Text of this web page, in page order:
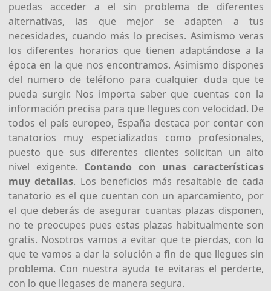
puedas acceder a el sin problema de diferentes
alternativas, las que mejor se adapten a tus
necesidades, cuando más lo precises. Asimismo veras
los diferentes horarios que tienen adaptándose a la
época en la que nos encontramos. Asimismo dispones
del numero de teléfono para cualquier duda que te
pueda surgir. Nos importa saber que cuentas con la
información precisa para que llegues con velocidad. De
todos el país europeo, España destaca por contar con
tanatorios muy especializados como profesionales,
puesto que sus diferentes clientes solicitan un alto
nivel exigente. Contando con unas características
muy detallas. Los beneficios más resaltable de cada
tanatorio es el que cuentan con un aparcamiento, por
el que deberás de asegurar cuantas plazas disponen,
no te preocupes pues estas plazas habitualmente son
gratis. Nosotros vamos a evitar que te pierdas, con lo
que te vamos a dar la solución a fin de que llegues sin
problema. Con nuestra ayuda te evitaras el perderte,
con lo que llegases de manera segura.